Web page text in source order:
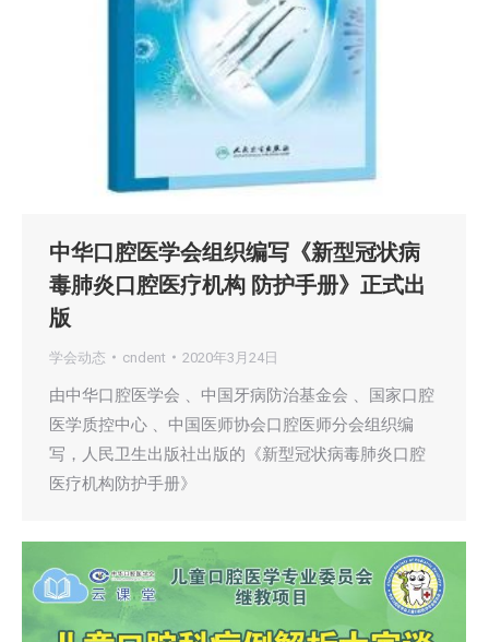
中华口腔医学会组织编写《新型冠状病
毒肺炎口腔医疗机构 防护手册》正式出
版
学会动态 cndent 2020年3月24日
由中华口腔医学会 、中国牙病防治基金会 、国家口腔
医学质控中心 、中国医师协会口腔医师分会组织编
写，人民卫生出版社出版的《新型冠状病毒肺炎口腔
医疗机构防护手册》